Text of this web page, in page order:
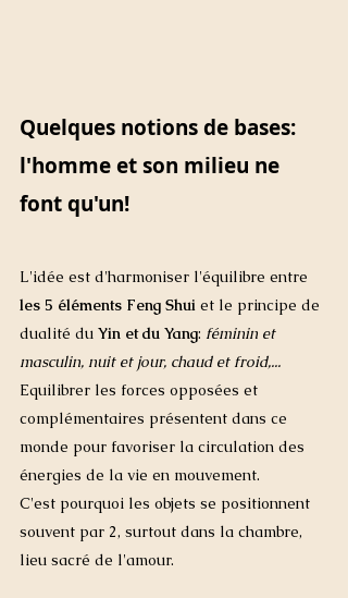
Quelques notions de bases:
l'homme et son milieu ne
font qu'un!
L'idée est d'harmoniser l'équilibre entre
les 5 éléments Feng Shui et le principe de
dualité du Yin et du Yang: féminin et
masculin, nuit et jour, chaud et froid,...
Equilibrer les forces opposées et
complémentaires présentent dans ce
monde pour favoriser la circulation des
énergies de la vie en mouvement.
C'est pourquoi les objets se positionnent
souvent par 2, surtout dans la chambre,
lieu sacré de l'amour.